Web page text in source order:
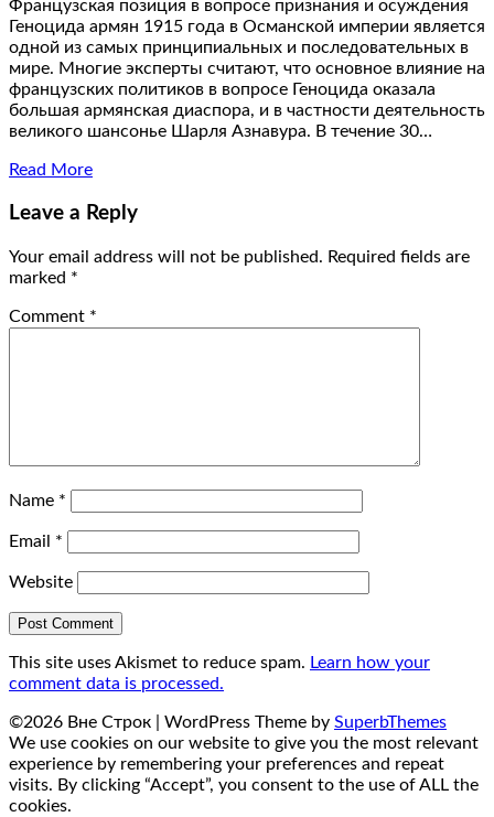
Французская позиция в вопросе признания и осуждения
Геноцида армян 1915 года в Османской империи является
одной из самых принципиальных и последовательных в
мире. Многие эксперты считают, что основное влияние на
французских политиков в вопросе Геноцида оказала
большая армянская диаспора, и в частности деятельность
великого шансонье Шарля Азнавура. В течение 30…
Read More
Leave a Reply
Your email address will not be published. Required fields are
marked *
Comment *
Name *
Email *
Website
This site uses Akismet to reduce spam. Learn how your
comment data is processed.
©2026 Вне Строк | WordPress Theme by SuperbThemes
We use cookies on our website to give you the most relevant
experience by remembering your preferences and repeat
visits. By clicking “Accept”, you consent to the use of ALL the
cookies.